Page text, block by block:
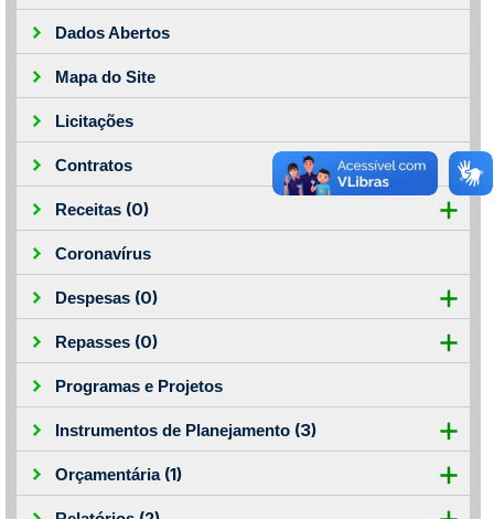
Dados Abertos
Mapa do Site
Licitações
Contratos
Receitas (0)
Coronavírus
Despesas (0)
Repasses (0)
Programas e Projetos
Instrumentos de Planejamento (3)
Orçamentária (1)